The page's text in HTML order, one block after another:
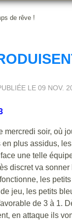
de rêve !
LE 09 NOV.
soir, où
plus assidus,
une telle
discret va
les
jeu, les petits
de 3 à 1.
en attaque ils